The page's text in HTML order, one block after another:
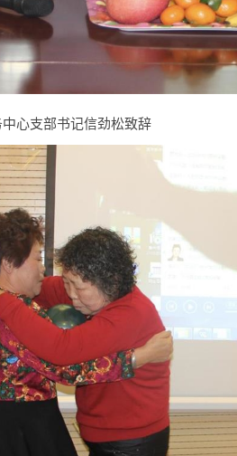
心支部书记信劲松致辞